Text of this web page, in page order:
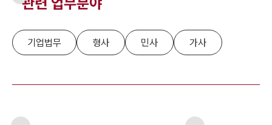
기업법무 형사 민사 가사